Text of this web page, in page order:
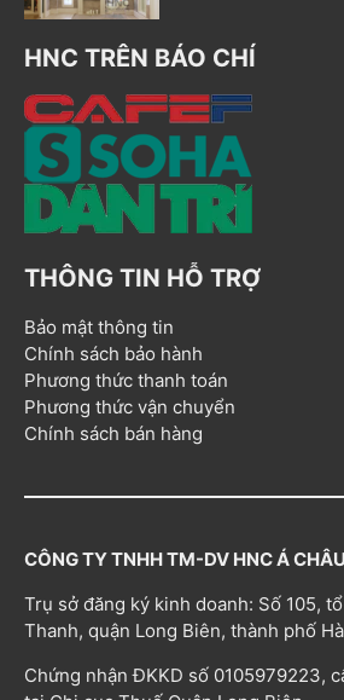
HNC TRÊN BÁO CHÍ
THÔNG TIN HỖ TRỢ
Bảo mật thông tin
Chính sách bảo hành
Phương thức thanh toán
Phương thức vận chuyển
Chính sách bán hàng
CÔNG TY TNHH TM-DV HNC Á CHÂU
Trụ sở đăng ký kinh doanh: Số 105,
Thanh, quận Long Biên, thành phố
Chứng nhận ĐKKD số 0105979223,